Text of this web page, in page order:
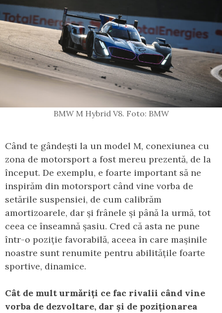
BMW M Hybrid V8. Foto: BMW
Când te gândești la un model M, conexiunea cu
zona de motorsport a fost mereu prezentă, de la
început. De exemplu, e foarte important să ne
inspirăm din motorsport când vine vorba de
setările suspensiei, de cum calibrăm
amortizoarele, dar și frânele și până la urmă, tot
ceea ce înseamnă șasiu. Cred că asta ne pune
într-o poziție favorabilă, aceea în care mașinile
noastre sunt renumite pentru abilitățile foarte
sportive, dinamice.
Cât de mult urmăriți ce fac rivalii când vine
vorba de dezvoltare, dar și de poziționarea